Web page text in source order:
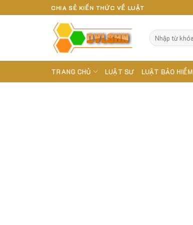
to
CHIA SẺ KIẾN THỨC VỀ LUẬT
TRANG CHỦ LUẬT SƯ LUẬT BẢO HIỂM